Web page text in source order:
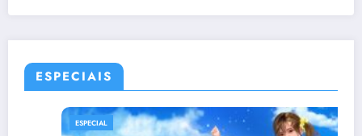
ESPECIAIS
LISTAS